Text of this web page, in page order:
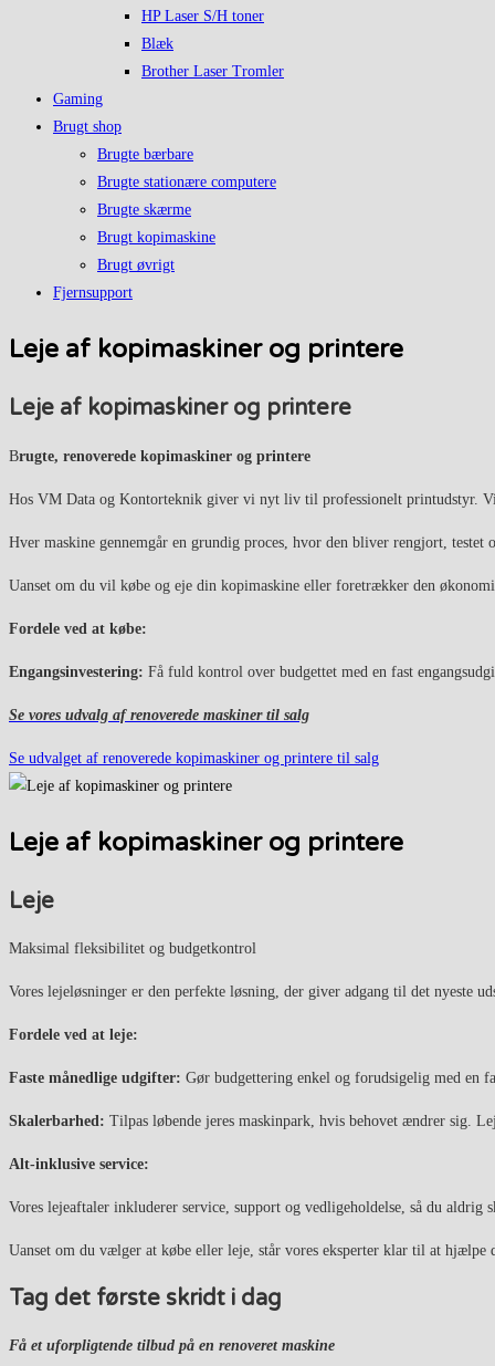
HP Laser S/H toner
Blæk
Brother Laser Tromler
Gaming
Brugt shop
Brugte bærbare
Brugte stationære computere
Brugte skærme
Brugt kopimaskine
Brugt øvrigt
Fjernsupport
Leje af kopimaskiner og printere
Leje af kopimaskiner og printere
Brugte, renoverede kopimaskiner og printere
Hos VM Data og Kontorteknik giver vi nyt liv til professionelt printudstyr.
Hver maskine gennemgår en grundig proces, hvor den bliver rengjort,
Uanset om du vil købe og eje din kopimaskine eller foretrækker den
Fordele ved at købe:
Engangsinvestering: Få fuld kontrol over budgettet med en fast
Se vores udvalg af renoverede maskiner til salg
Se udvalget af renoverede kopimaskiner og printere til salg
Leje af kopimaskiner og printere
Leje
Maksimal fleksibilitet og budgetkontrol
Vores lejeløsninger er den perfekte løsning, der giver adgang til det nyeste
Fordele ved at leje:
Faste månedlige udgifter: Gør budgettering enkel og forudsigelig med en
Skalerbarhed: Tilpas løbende jeres maskinpark, hvis behovet ændrer sig.
Alt-inklusive service:
Vores lejeaftaler inkluderer service, support og vedligeholdelse, så du aldrig
Uanset om du vælger at købe eller leje, står vores eksperter klar til at
Tag det første skridt i dag
Få et uforpligtende tilbud på en renoveret maskine